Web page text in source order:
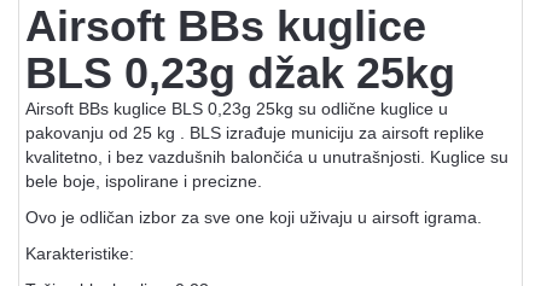
Airsoft BBs kuglice
BLS 0,23g džak 25kg
Airsoft BBs kuglice BLS 0,23g 25kg su odlične kuglice u
pakovanju od 25 kg . BLS izrađuje municiju za airsoft replike
kvalitetno, i bez vazdušnih balončića u unutrašnjosti. Kuglice su
bele boje, ispolirane i precizne.
Ovo je odličan izbor za sve one koji uživaju u airsoft igrama.
Karakteristike: